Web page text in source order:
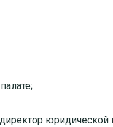
юридической